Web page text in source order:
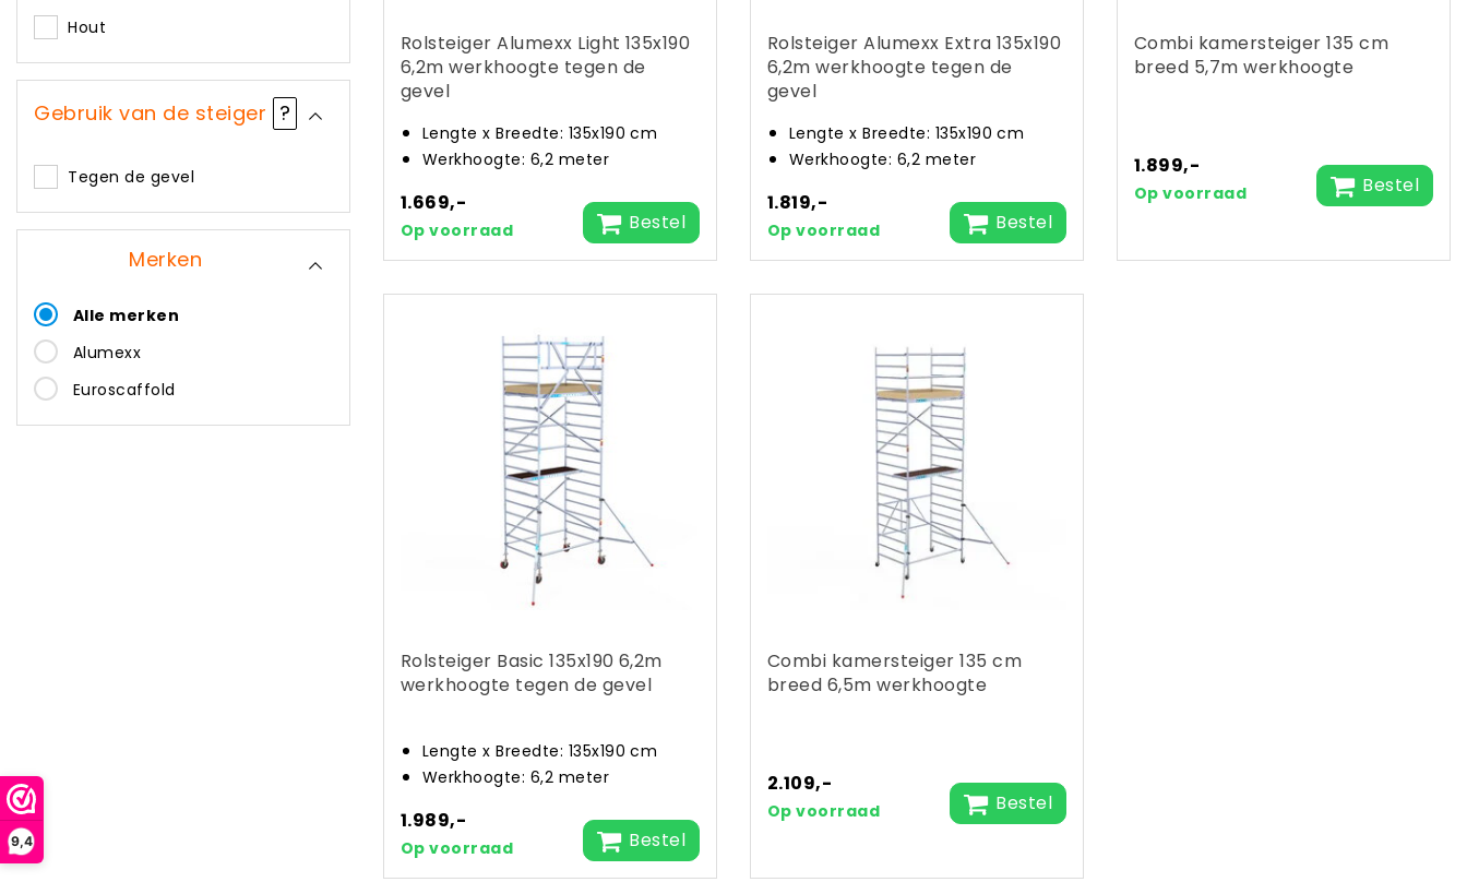
9,4
Hout
Gebruik van de steiger ?
Tegen de gevel
Merken
Alle merken
Alumexx
Euroscaffold
Rolsteiger Alumexx Light 135x190
6,2m werkhoogte tegen de
gevel
Lengte x Breedte: 135x190 cm
Werkhoogte: 6,2 meter
1.669,-
Op voorraad Bestel
Rolsteiger Alumexx Extra 135x190
6,2m werkhoogte tegen de
gevel
Lengte x Breedte: 135x190 cm
Werkhoogte: 6,2 meter
1.819,-
Op voorraad Bestel
Combi kamersteiger 135 cm
breed 5,7m werkhoogte
1.899,-
Op voorraad Bestel
Rolsteiger Basic 135x190 6,2m
werkhoogte tegen de gevel
Lengte x Breedte: 135x190 cm
Werkhoogte: 6,2 meter
1.989,-
Op voorraad Bestel
Combi kamersteiger 135 cm
breed 6,5m werkhoogte
2.109,-
Op voorraad Bestel